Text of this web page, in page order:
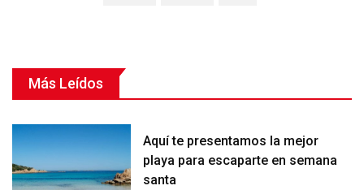
Más Leídos
Aquí te presentamos la mejor
playa para escaparte en semana
santa